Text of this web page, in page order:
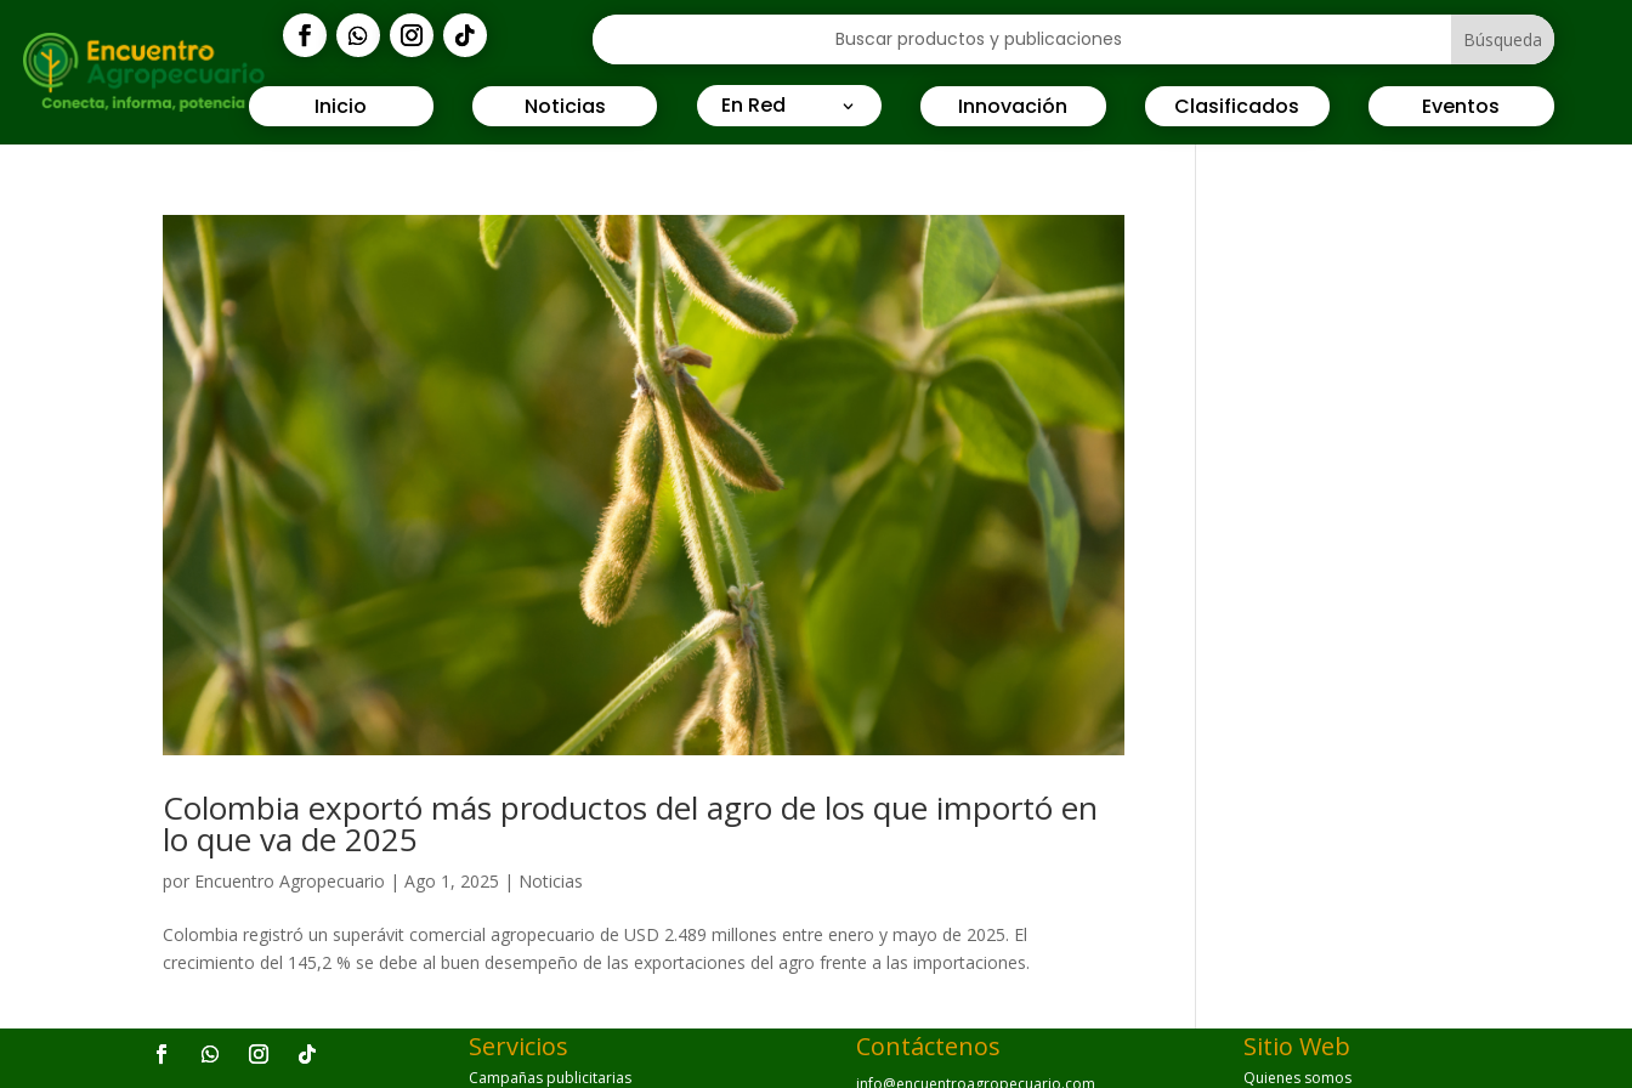
Inicio Noticias En Red Innovación Clasificados Eventos
Colombia exportó más productos del agro de los que importó en
lo que va de 2025
por Encuentro Agropecuario |Ago 1, 2025 | Noticias
Colombia registró un superávit comercial agropecuario de USD 2.489 millones entre enero y mayo de 2025. El
crecimiento del 145,2 % se debe al buen desempeño de las exportaciones del agro frente a las importaciones.
Servicios
Campañas publicitarias
Contáctenos
info@encuentroagropecuario.com
Sitio Web
Quienes somos